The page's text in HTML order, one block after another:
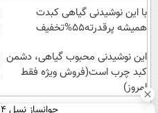
کنی!!!
با این نوشیدنی گیاهی کبدت
همیشه پرقدرته55%تخفیف
این نوشیدنی محبوب گیاهی، دشمن
کبد چرب است(فروش ویژه فقط
امروز)